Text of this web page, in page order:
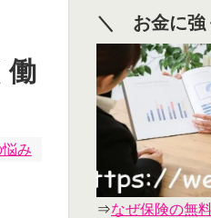
働
み
＼ お金に
⇒なぜ保険の無